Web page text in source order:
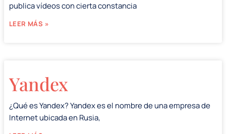
publica vídeos con cierta constancia
LEER MÁS »
Yandex
¿Qué es Yandex? Yandex es el nombre de una empresa de
Internet ubicada en Rusia,